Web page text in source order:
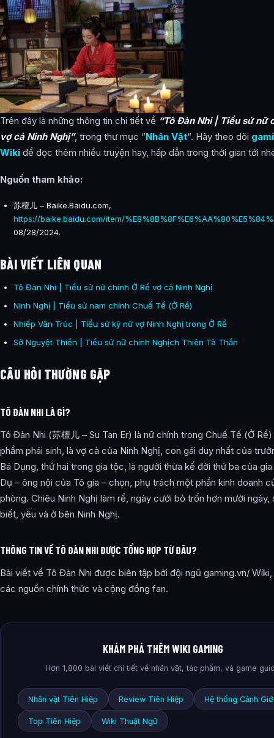
Trên đây là những thông tin chi tiết về “Tô Đàn Nhi | Tiểu sử nữ
vợ cả Ninh Nghị”, trong thư mục “Nhân Vật“. Hãy theo dõi
Wiki để đọc thêm nhiều truyện hay, hấp dẫn trong thời gian tới
Nguồn tham khảo:
苏檀儿 – Baike.Baidu.com,
https://baike.baidu.com/item/
08/28/2024.
BÀI VIẾT LIÊN QUAN
Tô Đàn Nhi | Tiểu sử nữ chính Ở Rể vợ cả Ninh Nghị
Ninh Nghị | Tiểu sử nam chính Chuế Tế (Ở Rể)
Nhiếp Vân Trúc | Tiểu sử kỹ nữ vợ Ninh Nghị trong Ở Rể
Sở Nguyệt Thiền | Tiểu sử nữ chính Nghịch Thiên Tà Thần
CÂU HỎI THƯỜNG GẶP
TÔ ĐÀN NHI LÀ GÌ?
Tô Đàn Nhi (苏檀儿 – Su Tan Er) là nữ chính trong Chuế Tế (Ở
phẩm phái sinh, là vợ cả của Ninh Nghị, con gái duy nhất của
Bá Dụng, thứ hai trong gia tộc, là người thừa kế đời thứ ba của
Dụ – ông nội của Tô gia – chọn, phụ trách một phần kinh doanh
phòng. Chiêu Ninh Nghị làm rể, ngày cưới bỏ trốn hơn mười ngày,
biết, yêu và ở bên Ninh Nghị.
THÔNG TIN VỀ TÔ ĐÀN NHI ĐƯỢC TỔNG HỢP TỪ ĐÂU?
Bài viết về Tô Đàn Nhi được biên tập bởi đội ngũ gaming.vn/
các nguồn chính thức và cộng đồng fan.
KHÁM PHÁ THÊM WIKI GAMING
Hơn 1,800 bài viết chi tiết về nhân vật, tác phẩm, và game
Nhân vật Tiên Hiệp Review Tiên Hiệp Hệ thống Cảnh
Top Tiên Hiệp Wiki Thuật Ngữ